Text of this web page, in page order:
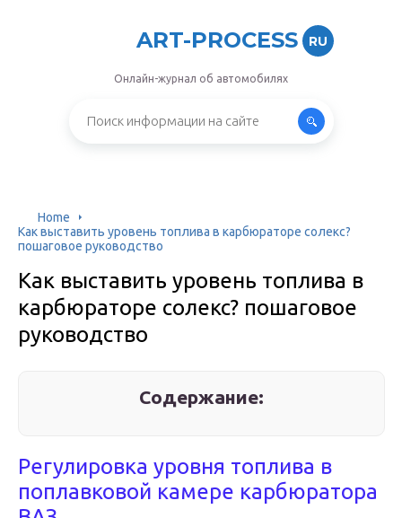
ART-PROCESS RU
Онлайн-журнал об автомобилях
Home
Как выставить уровень топлива в карбюраторе солекс?
пошаговое руководство
Как выставить уровень топлива в
карбюраторе солекс? пошаговое
руководство
Содержание:
Регулировка уровня топлива в
поплавковой камере карбюратора